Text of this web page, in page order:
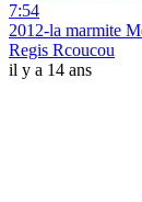
7:54
2012-la marmite
Regis Rcoucou
il y a 14 ans